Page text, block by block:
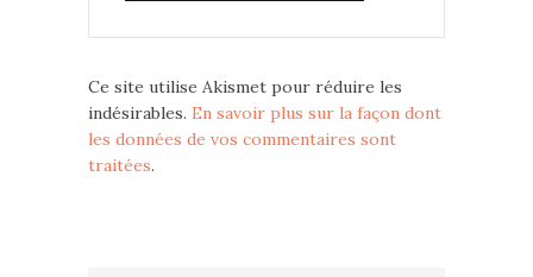
Ce site utilise Akismet pour réduire les
indésirables. En savoir plus sur la façon dont
les données de vos commentaires sont
traitées.